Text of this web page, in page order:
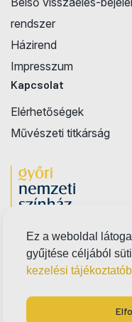
Ez a weboldal
gyűjtése céljából
kezelési
rendszer
Házirend
Impresszum
Kapcsolat
Elérhetőségek
Művészeti titkárság